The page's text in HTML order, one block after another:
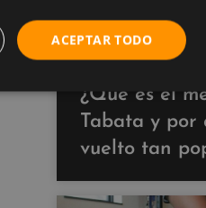
¿Qué es el
Tabata y por
vuelto tan
ACEPTAR TODO